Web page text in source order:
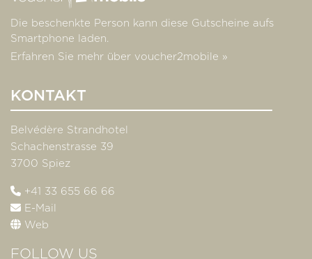
Die beschenkte Person kann diese Gutscheine aufs
Smartphone laden.
Erfahren Sie mehr über voucher2mobile »
KONTAKT
Belvédère Strandhotel
Schachenstrasse 39
3700 Spiez
+41 33 655 66 66
E-Mail
Web
FOLLOW US